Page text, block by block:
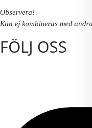
Observera!
Kan ej kombineras med
FÖLJ OSS